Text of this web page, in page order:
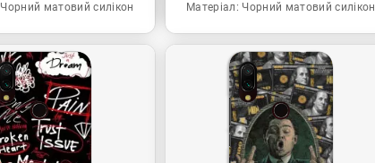
Чорний матовий силікон Матеріал: Чорний матовий силікон